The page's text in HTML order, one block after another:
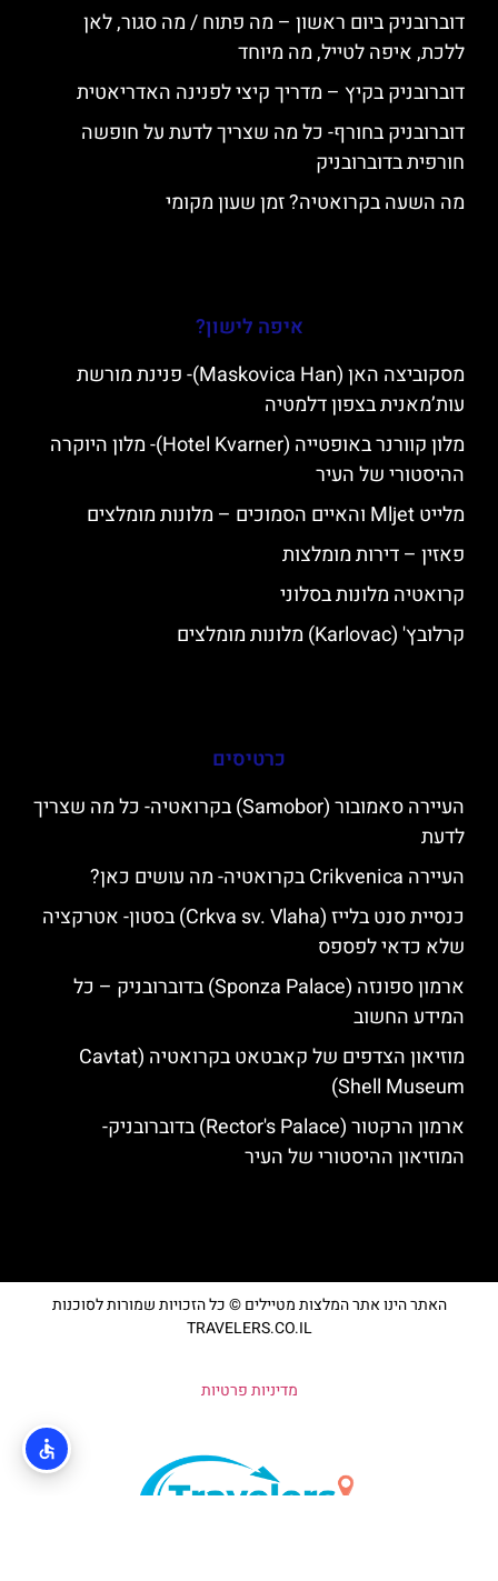
דוברובניק ביום ראשון – מה פתוח / מה סגור, לאן
ללכת, איפה לטייל, מה מיוחד
דוברובניק בקיץ – מדריך קיצי לפנינה האדריאטית
דוברובניק בחורף- כל מה שצריך לדעת על חופשה
חורפית בדוברובניק
מה השעה בקרואטיה? זמן שעון מקומי
איפה לישון?
מסקוביצה האן (Maskovica Han)- פנינת מורשת
עות’מאנית בצפון דלמטיה
מלון קוורנר באופטייה (Hotel Kvarner)- מלון היוקרה
ההיסטורי של העיר
מלייט Mljet והאיים הסמוכים – מלונות מומלצים
פאזין – דירות מומלצות
קרואטיה מלונות בסלוני
קרלובץ' (Karlovac) מלונות מומלצים
כרטיסים
העיירה סאמובור (Samobor) בקרואטיה- כל מה שצריך
לדעת
העיירה Crikvenica בקרואטיה- מה עושים כאן?
כנסיית סנט בלייז (Crkva sv. Vlaha) בסטון- אטרקציה
שלא כדאי לפספס
ארמון ספונזה (Sponza Palace) בדוברובניק – כל
המידע החשוב
מוזיאון הצדפים של קאבטאט בקרואטיה (Cavtat
Shell Museum)
ארמון הרקטור (Rector's Palace) בדוברובניק-
המוזיאון ההיסטורי של העיר
האתר הינו אתר המלצות מטיילים © כל הזכויות שמורות לסוכנות
TRAVELERS.CO.IL
מדיניות פרטיות